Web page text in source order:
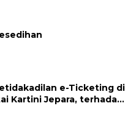
e-Ticketing di
Kartini Jepara, terhadap